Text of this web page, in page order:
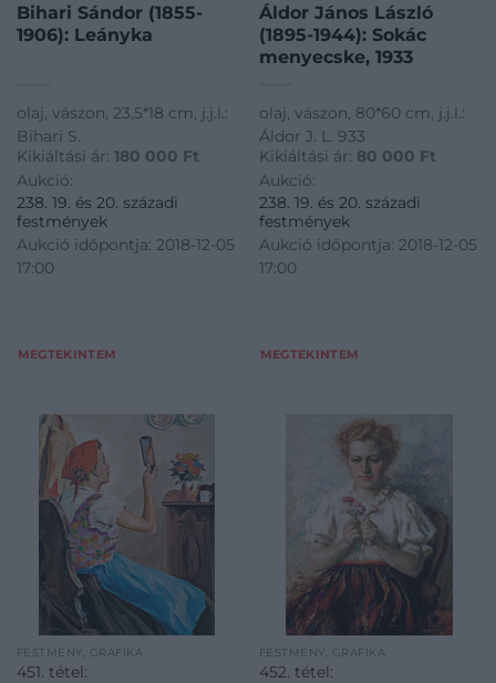
Bihari Sándor (1855-
1906): Leányka
olaj, vászon, 23,5*18 cm, j.j.l.:
Bihari S.
Kikiáltási ár: 180 000 Ft
Aukció:
238. 19. és 20. századi
festmények
Aukció időpontja: 2018-12-05
17:00
MEGTEKINTEM
Áldor János László
(1895-1944): Sokác
menyecske, 1933
olaj, vászon, 80*60 cm, j.j.l.:
Áldor J. L. 933
Kikiáltási ár: 80 000 Ft
Aukció:
238. 19. és 20. századi
festmények
Aukció időpontja: 2018-12-05
17:00
MEGTEKINTEM
FESTMÉNY, GRAFIKA
451. tétel:
FESTMÉNY, GRAFIKA
452. tétel: